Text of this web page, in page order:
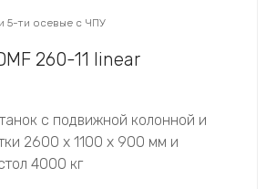
5-ти осевые с ЧПУ
260-11 linear
с подвижной колонной и
2600 х 1100 х 900 мм и
4000 кг